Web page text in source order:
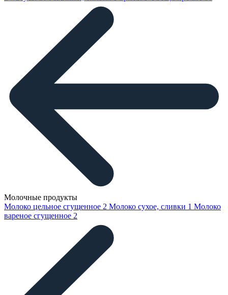
Молочные продукты
Молоко цельное сгущенное 2 Молоко сухое, сливки 1 Молоко
вареное сгущенное 2